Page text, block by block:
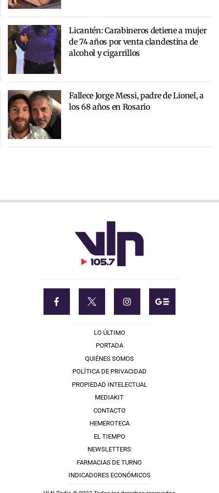
Licantén: Carabineros detiene a mujer
de 74 años por venta clandestina de
alcohol y cigarrillos
Fallece Jorge Messi, padre de Lionel, a
los 68 años en Rosario
LO ÚLTIMO
PORTADA
QUIÉNES SOMOS
POLÍTICA DE PRIVACIDAD
PROPIEDAD INTELECTUAL
MEDIAKIT
CONTACTO
HEMEROTECA
EL TIEMPO
NEWSLETTERS
FARMACIAS DE TURNO
INDICADORES ECONÓMICOS